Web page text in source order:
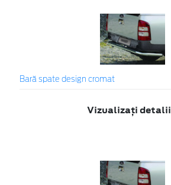
Bară spate design cromat
Vizualizați detalii